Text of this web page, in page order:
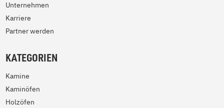
Unternehmen
Karriere
Partner werden
KATEGORIEN
Kamine
Kaminöfen
Holzöfen